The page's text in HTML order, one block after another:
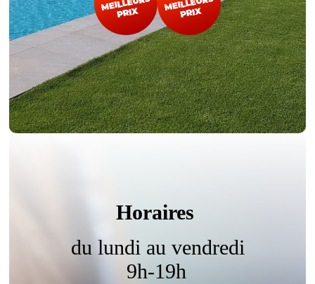
Horaires
du lundi au vendredi
9h-19h